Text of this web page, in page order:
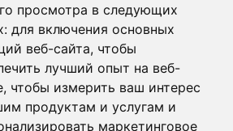
просмотра в следующих
для включения основных
веб-сайта, чтобы
лучший опыт на веб-
, чтобы измерить ваш интерес
продуктам и услугам и
маркетинговое